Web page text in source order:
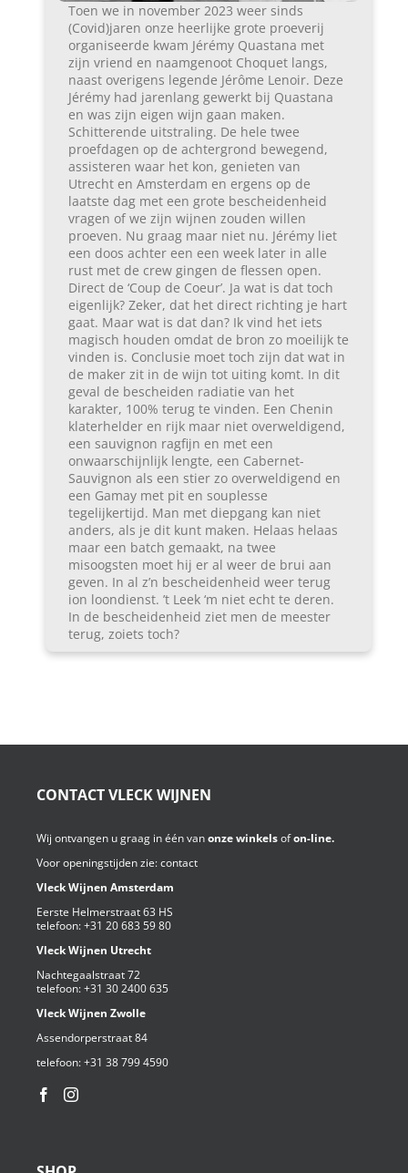
Toen we in november 2023 weer sinds
(Covid)jaren onze heerlijke grote proeverij
organiseerde kwam Jérémy Quastana met
zijn vriend en naamgenoot Choquet langs,
naast overigens legende Jérôme Lenoir. Deze
Jérémy had jarenlang gewerkt bij Quastana
en was zijn eigen wijn gaan maken.
Schitterende uitstraling. De hele twee
proefdagen op de achtergrond bewegend,
assisteren waar het kon, genieten van
Utrecht en Amsterdam en ergens op de
laatste dag met een grote bescheidenheid
vragen of we zijn wijnen zouden willen
proeven. Nu graag maar niet nu. Jérémy liet
een doos achter een een week later in alle
rust met de crew gingen de flessen open.
Direct de ‘Coup de Coeur’. Ja wat is dat toch
eigenlijk? Zeker, dat het direct richting je hart
gaat. Maar wat is dat dan? Ik vind het iets
magisch houden omdat de bron zo moeilijk te
vinden is. Conclusie moet toch zijn dat wat in
de maker zit in de wijn tot uiting komt. In dit
geval de bescheiden radiatie van het
karakter, 100% terug te vinden. Een Chenin
klaterhelder en rijk maar niet overweldigend,
een sauvignon ragfijn en met een
onwaarschijnlijk lengte, een Cabernet-
Sauvignon als een stier zo overweldigend en
een Gamay met pit en souplesse
tegelijkertijd. Man met diepgang kan niet
anders, als je dit kunt maken. Helaas helaas
maar een batch gemaakt, na twee
misoogsten moet hij er al weer de brui aan
geven. In al z’n bescheidenheid weer terug
ion loondienst. ’t Leek ‘m niet echt te deren.
In de bescheidenheid ziet men de meester
terug, zoiets toch?
CONTACT VLECK WIJNEN
Wij ontvangen u graag in één vanonze winkelsofon-line.
Voor openingstijden zie:contact
Vleck Wijnen Amsterdam
Eerste Helmerstraat 63 HS
telefoon:+31 20 683 59 80
Vleck Wijnen Utrecht
Nachtegaalstraat 72
telefoon:+31 30 2400 635
Vleck Wijnen Zwolle
Assendorperstraat 84
telefoon:+31 38 799 4590⁩